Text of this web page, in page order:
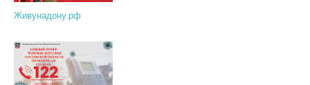
Живунадону.рф